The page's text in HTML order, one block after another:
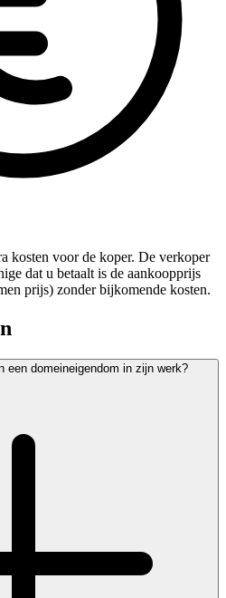
kosten voor de koper. De verkoper
dat u betaalt is de aankoopprijs
prijs) zonder bijkomende kosten.
een domeineigendom in zijn werk?